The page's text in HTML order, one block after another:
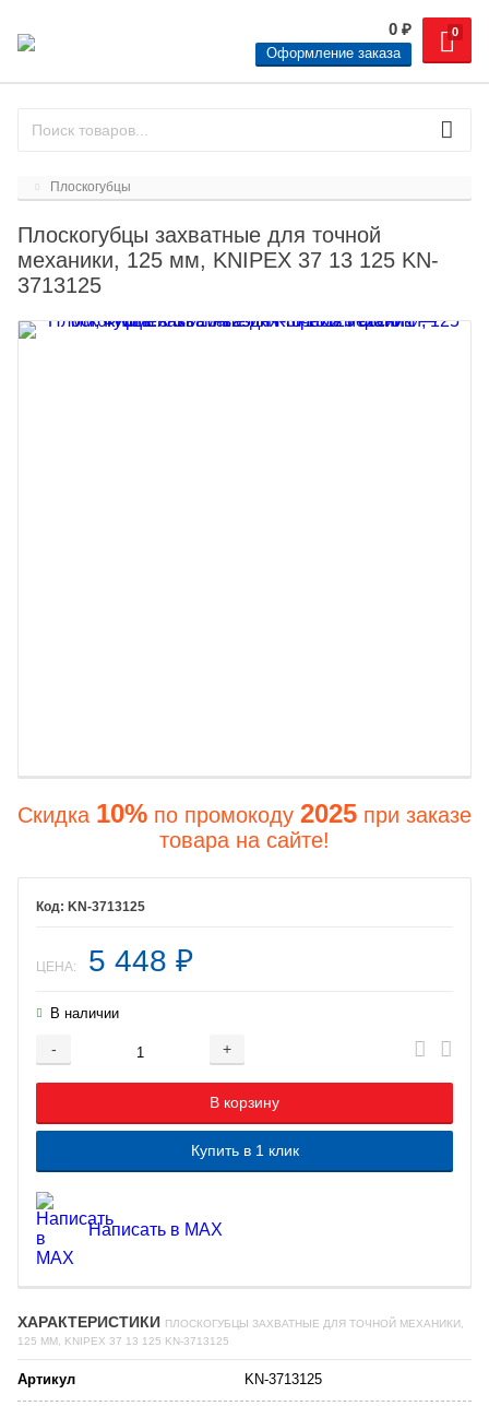
0
0 ₽
Оформление заказа
Плоскогубцы
Плоскогубцы захватные для точной
механики, 125 мм, KNIPEX 37 13 125 KN-
3713125
Скидка 10% по промокоду 2025 при заказе
товара на сайте!
KN-3713125
ЦЕНА: 5 448 ₽
В наличии
- +
Добавляется...
В корзину
Добавлен
Купить в 1 клик
Написать в MAX
ХАРАКТЕРИСТИКИ ПЛОСКОГУБЦЫ ЗАХВАТНЫЕ ДЛЯ ТОЧНОЙ МЕХАНИКИ,
125 ММ, KNIPEX 37 13 125 KN-3713125
Артикул KN-3713125